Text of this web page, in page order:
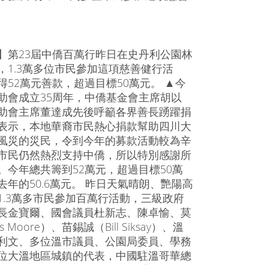
第23屆中僑百萬行昨日在史丹利公園林
1.3萬多位市民參加這項慈善健行活
52萬元善款，超過目標50萬元。 ▲今
會成立35周年，中僑基金會主席胡以
會主席董達成先後呼籲各界善長踴躍捐
示，本地華裔市民熱心捐款幫助四川大
災的災民，令到今年的募款活動較為辛
民仍然熱烈支持中僑，所以特別感謝所
今年總共籌到52萬元，超過目標50萬
年的50.6萬元。 昨日天氣晴朗、艷陽高
萬多市民參加百萬行活動，三級政府
金寶爾、國會議員杜新志、陳卓愉、莫
Moore）、苗錫誠（Bill Siksay）、溫
文、多位溫市議員、公園局委員、學務
大溫地區城鎮的代表，中國駐溫哥華總